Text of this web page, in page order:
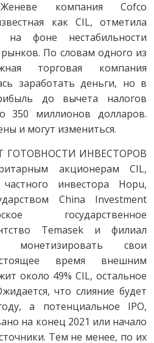
компания Cofco
как CIL, отметила
фоне нестабильности
рынков. По словам одного из
торговая компания
заработать деньги, но в
до вычета налогов
350 миллионов долларов.
и могут измениться.
ГОТОВНОСТИ ИНВЕСТОРОВ
акционерам CIL,
инвестора Hopu,
China Investment
государственное
Temasek и филиал
монетизировать свои
время внешним
около 49% CIL, остальное
что слияние будет
а потенциальное IPO,
на конец 2021 или начало
Тем не менее, по их